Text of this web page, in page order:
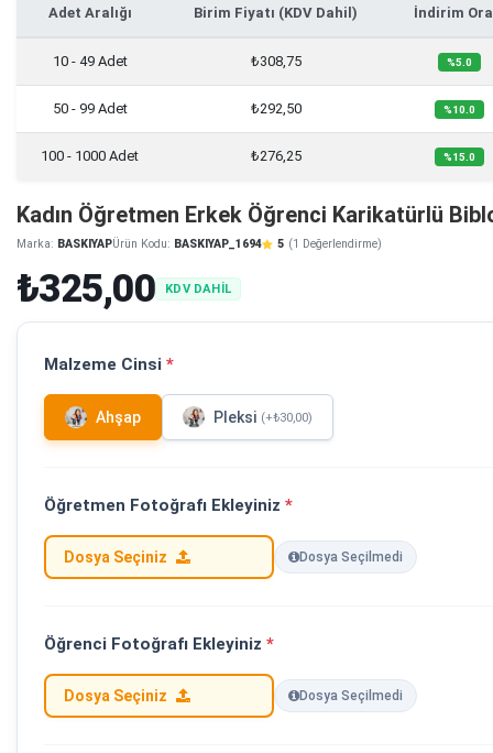
Adet Aralığı Birim Fiyatı (KDV Dahil) İndirim
10 - 49 Adet ₺308,75 %5.0
50 - 99 Adet ₺292,50 %10.0
100 - 1000 Adet ₺276,25 %15.0
Kadın Öğretmen Erkek Öğrenci Karikatürlü
Marka: BASKIYAPÜrün Kodu: BASKIYAP_1694 5 (1 Değerlendirme)
₺325,00 KDV DAHİL
Malzeme Cinsi *
Ahşap Pleksi (+₺30,00)
Öğretmen Fotoğrafı Ekleyiniz *
Dosya Seçiniz Dosya Seçilmedi
Öğrenci Fotoğrafı Ekleyiniz *
Dosya Seçiniz Dosya Seçilmedi